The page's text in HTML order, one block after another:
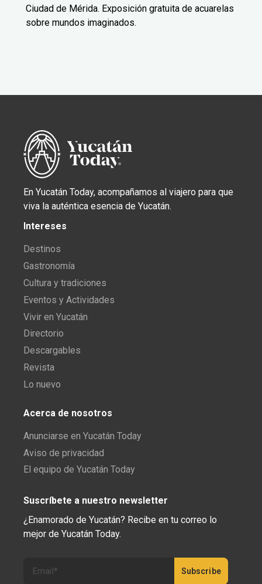
Ciudad de Mérida. Exposición gratuita de acuarelas
sobre mundos imaginados.
En Yucatán Today, acompañamos al viajero para que
viva la auténtica esencia de Yucatán.
Intereses
Destinos
Gastronomía
Cultura y tradiciones
Eventos y Actividades
Vivir en Yucatán
Directorio
Descargables
Revista
Lo nuevo
Acerca de nosotros
Anunciarse en Yucatán Today
Aviso de privacidad
El equipo de Yucatán Today
Suscríbete a nuestro newsletter
¿Enamorado de Yucatán? Recibe en tu correo lo
mejor de Yucatán Today.